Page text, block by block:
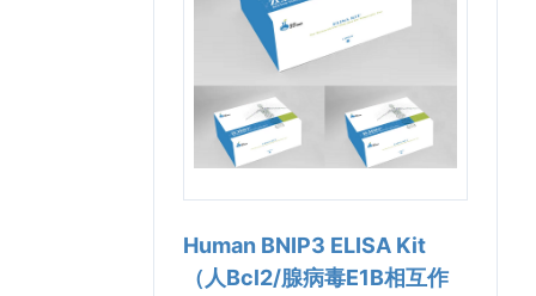
Human BNIP3 ELISA Kit
（人Bcl2/腺病毒E1B相互作